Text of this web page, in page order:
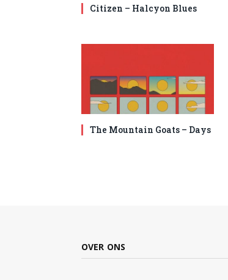
Citizen – Halcyon Blues
The Mountain Goats – Days
OVER ONS